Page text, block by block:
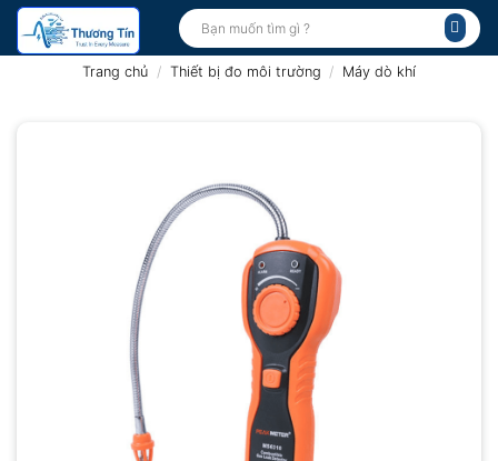
Bỏ
qua
Tìm
kiếm:
Trang chủ / Thiết bị đo môi trường / Máy dò khí